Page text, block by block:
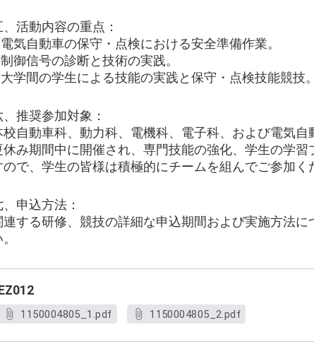
、活動内容の重点：
気自動車の保守・点検における安全準備作業。
御信号の診断と技術の実践。
学間の学生による技能の実践と保守・点検技能競技。
、推奨参加対象：
校自動車科、動力科、電機科、電子科、および電気
休み期間中に開催され、専門技能の強化、学生の学
ので、学生の皆様は積極的にチームを組んでご参加く
、申込方法：
連する研修、競技の詳細な申込期間および実施方法
1150004805_1.pdf 1150004805_2.pdf